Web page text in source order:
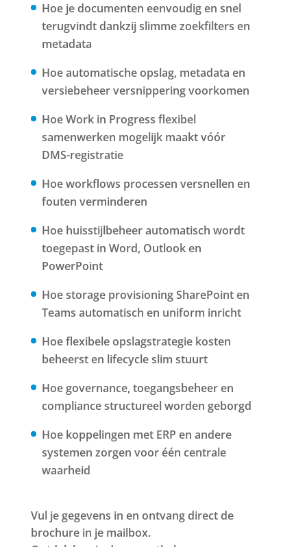
Hoe je documenten eenvoudig en snel
terugvindt dankzij slimme zoekfilters en
metadata
Hoe automatische opslag, metadata en
versiebeheer versnippering voorkomen
Hoe Work in Progress flexibel
samenwerken mogelijk maakt vóór
DMS-registratie
Hoe workflows processen versnellen en
fouten verminderen
Hoe huisstijlbeheer automatisch wordt
toegepast in Word, Outlook en
PowerPoint
Hoe storage provisioning SharePoint en
Teams automatisch en uniform inricht
Hoe flexibele opslagstrategie kosten
beheerst en lifecycle slim stuurt
Hoe governance, toegangsbeheer en
compliance structureel worden geborgd
Hoe koppelingen met ERP en andere
systemen zorgen voor één centrale
waarheid
Vul je gegevens in en ontvang direct de
brochure in je mailbox.